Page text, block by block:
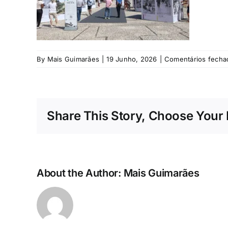
By Mais Guimarães 19 Junho, 2026 Comentários
Share This Story, Choose Your
About the Author: Mais Guimarães